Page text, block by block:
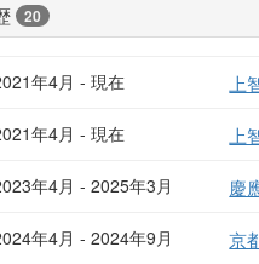
20
年4月 - 現在 上
年4月 - 現在 上
年4月 - 2025年3月 慶
年4月 - 2024年9月 京